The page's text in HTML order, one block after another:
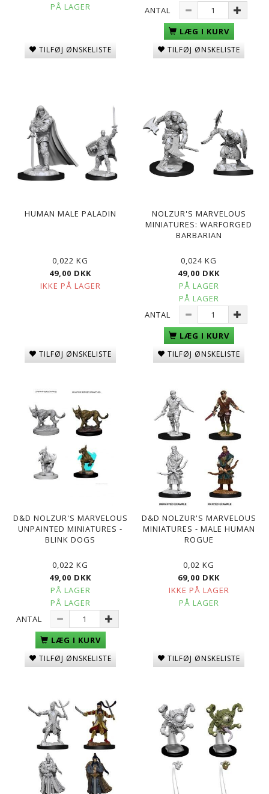
PÅ LAGER
TILFØJ ØNSKELISTE
ANTAL
LÆG I KURV
TILFØJ ØNSKELISTE
HUMAN MALE PALADIN
0,022 KG
49,00 DKK
IKKE PÅ LAGER
TILFØJ ØNSKELISTE
NOLZUR'S MARVELOUS
MINIATURES: WARFORGED
BARBARIAN
0,024 KG
49,00 DKK
PÅ LAGER
PÅ LAGER
ANTAL
LÆG I KURV
TILFØJ ØNSKELISTE
D&D NOLZUR'S MARVELOUS
UNPAINTED MINIATURES -
BLINK DOGS
0,022 KG
49,00 DKK
PÅ LAGER
PÅ LAGER
ANTAL
LÆG I KURV
TILFØJ ØNSKELISTE
D&D NOLZUR'S MARVELOUS
MINIATURES - MALE HUMAN
ROGUE
0,02 KG
69,00 DKK
IKKE PÅ LAGER
PÅ LAGER
TILFØJ ØNSKELISTE